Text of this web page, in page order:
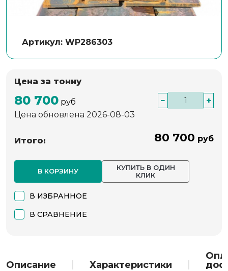
Артикул: WP286303
Цена за тонну
80 700 руб −
+
Цена обновлена 2026-08-03
Итого: 80 700 руб
В КОРЗИНУ
КУПИТЬ В ОДИН
КЛИК
В ИЗБРАННОЕ
В СРАВНЕНИЕ
Описание Характеристики